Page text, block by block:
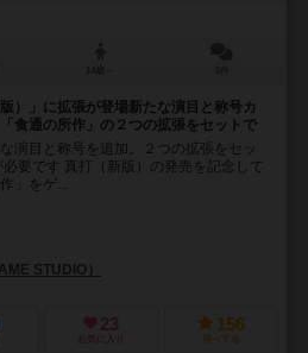
）」に拡張が登場新たな演目と称号カ
食通の所作」の２つの拡張をセットで
演目と称号を追加。２つの拡張をセッ
要です 真打（新版）の発売を記念して
」をゲ...
STUDIO）
23
お気に入り
156
持ってる